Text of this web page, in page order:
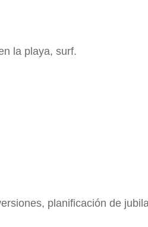
la playa, surf.
planificación de